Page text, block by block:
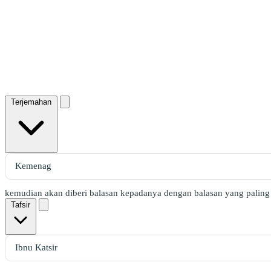
Terjemahan
kemudian akan diberi balasan kepadanya dengan balasan yang
Tafsir